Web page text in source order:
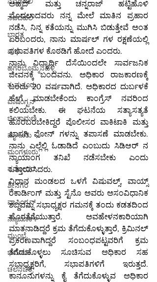
ನವದೆಹಲಿ
ಭಾರತ
ಪುಣೆ
ಹಗರಿಬೊಮ್ಮನಹಳ್ಳಿ
ತುಮಕೂರು
ವಾಷಿಂಗ್ಟನ್
ಚಿಂತಾಮಣಿ
ಮೈಸೂರು
ಮಂಗಳೂರು
ವಡೋದರ
ಶ್ರೀನಗರ
ವಾಷಿಂಗ್ಟನ್
ನ್ಯೂಯಾರ್ಕ್
ಮುಂಬೈ
ಭದೋಹಿ
ಚಲನಚಿತ್ರ
ಅಹ್ಮದ್ ಮತ್ತು ಚನ್ನರಾಜ್ ಹಟ್ಟಿಹೊಳಿ
ಮೊದಲಾದವರು ನನ್ನ ಮೇಲೆ ಮಾತಿನ ಪ್ರಹಾರ
ನಡೆಸಿ, ನಿನ್ನ ಕತೆಯನ್ನು ಮುಗಿಸಿ ಬಿಡುತ್ತೇವೆ ಅಂತ
ಏರಿಬಂದರು, ನಾನು ಮಾರ್ಷಲ್ ಗಳ ರಕ್ಷಣೆಯಲ್ಲಿ
ಸಭಾಪತಿಗಳ ಕೊಠಡಿಗೆ ಹೋದೆ ಎಂದರು.
ನಾನು ವಿದ್ಯಾರ್ಥಿ ದೆಸೆಯಿಂದಲೇ ಸಾರ್ವಜನಿಕ
ಜೀವನಕ್ಕೆ ಬಂದವನು. ಅಧಿಕಾರ ರಾಜಕಾರಣಕ್ಕೆ
ಬಂದು 20 ವರ್ಷವಾಗಿದೆ. ಅಧಿಕಾರದ ದುರ್ಬಳಕೆ
ಹೇಗೆ ಮಾಡಬೇಕೆಂದು ಕಾಂಗ್ರೆಸ್ ನವರಿಂದ
ಕಲಿಯಬೇಕು. ಈ ಘಟನೆಯ ಸತ್ಯಾಸತ್ಯತೆ
ಹೊರಬರಬೇಕಿದ್ದರೆ ಪೊಲೀಸರ ವಾಕಿಟಾಕಿ ಮತ್ತು
ಖಾಸಗಿ ಫೋನ್ ಗಳನ್ನು ತಪಾಸಣೆ ಮಾಡಬೇಕು.
ನಾನು ಎಲ್ಲೆಲ್ಲಿ ಓಡಾಡಿದೆ ಎಂಬುದು ಸಿಡಿಆರ್ ನ
ನ್ಯಾಯಾಂಗ ತನಿಖೆ ನಡೆಸಬೇಕು ಎಂದು
ಒತ್ತಾಯಿಸಿದರು.
ವಿಧಾನ ಮಂಡಲದ ಒಳಗೆ ವಿಷುವಲ್ಸ್, ವಾಯ್ಸ್
ರೆಕಾರ್ಡಿಂಗ್ ಮತ್ತು ಸ್ಟೆನೊ ಅವರು ಅಸಂವಿಧಾನಿಕ
ಶಬ್ದವನ್ನು ಸಭಾಧ್ಯಕ್ಷರ ಗಮನಕ್ಕೆ ತಂದು ಕಡತದಿಂದ
ಹೊರತೆಗೆಯುತ್ತಾರೆ. ಅವಹೇಳನಕಾರಿಯಾಗಿ
ಮಾತನಾಡಿದ್ದರೆ ಕ್ರಮ ತೆಗೆದುಕೊಳ್ಳುತ್ತಾರೆ, ಕ್ರಿಮಿನಲ್
ಪ್ರಕರಣವಾಗಿದ್ದರೆ ಸಂಬಂಧಪಟ್ಟವರಿಗೆ ಕ್ರಮ
ತೆಗೆದುಕೊಳ್ಳಲು ಸೂಚಿಸುವ ಅಧಿಕಾರ ಸಹ
ಸಭಾಧ್ಯಕ್ಷರಿಗೆ, ಸಭಾಪತಿಗಳಿಗೆ ಇರುತ್ತದೆ.
ಕಾನೂನುಗಳನ್ನು ಕೈ ತೆಗೆದುಕೊಳ್ಳುವ ಅಧಿಕಾರ